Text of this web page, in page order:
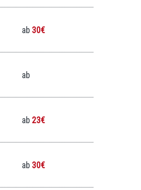
ab30€
ab
ab23€
ab30€